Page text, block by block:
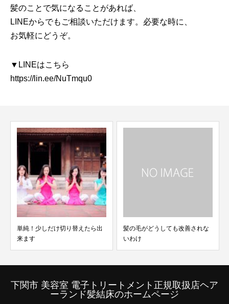
髪のことで気になることがあれば、
LINEからでもご相談いただけます。必要な時に、
お気軽にどうぞ。
▼LINEはこちら
https://lin.ee/NuTmqu0
たら出
髪の毛がどうしても改善されな
下関市 美容室 電子トリートメント正規取扱店ヘア
ーランド髪結床のホームページ